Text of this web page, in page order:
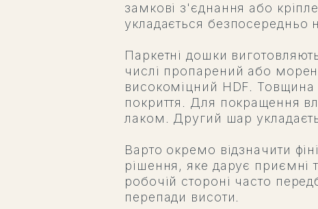
замкові з'єднання або
укладається безпосередньо
Паркетні дошки
числі пропарений або
високоміцний HDF.
покриття. Для покращення
лаком. Другий шар
Варто окремо відзначити
рішення, яке дарує приємні
робочій стороні часто
перепади висоти.